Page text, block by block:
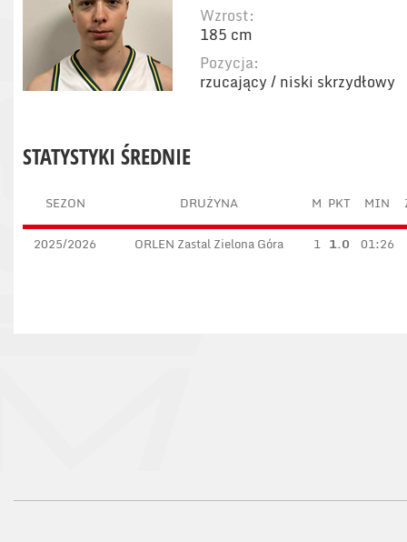
Wzrost:
185 cm
Pozycja:
rzucający / niski skrzydłowy
STATYSTYKI ŚREDNIE
SEZON DRUŻYNA M PKT MIN
2025/2026 ORLEN Zastal Zielona Góra 1 1.0 01:26